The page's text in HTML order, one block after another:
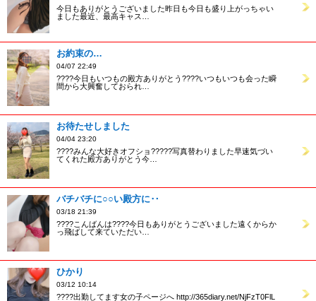
今日もありがとうございました昨日も今日も盛り上がっちゃい
ました最近、最高キャス…
お約束の…
04/07 22:49
????今日もいつもの殿方ありがとう????いつもいつも会った瞬
間から大興奮しておられ…
お待たせしました
04/04 23:20
????みんな大好きオフショ?????写真替わりました早速気づい
てくれた殿方ありがとう今…
バチバチに○○い殿方に‥
03/18 21:39
????こんばんは????今日もありがとうございました遠くからか
っ飛ばして来ていただい…
ひかり
03/12 10:14
????出勤してます女の子ページへ http://365diary.net/NjFzT0FlL